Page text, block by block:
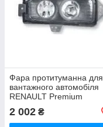
Фара протитуманна для
вантажного автомобіля
RENAULT Premium
2 002 ₴